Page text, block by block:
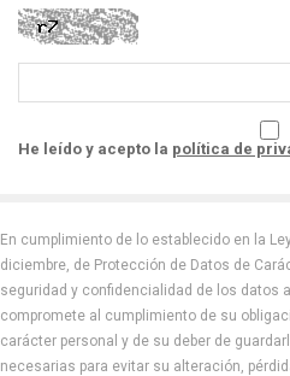
He leído y acepto la política de
En cumplimiento de lo establecido en la
diciembre, de Protección de Datos de
seguridad y confidencialidad de los datos
compromete al cumplimiento de su
carácter personal y de su deber de
necesarias para evitar su alteración,